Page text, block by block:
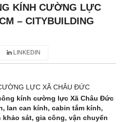
KÍNH CƯỜNG LỰC
– CITYBUILDING
LINKEDIN
LỰC XÃ CHÂU ĐỨC
kính cường lực Xã Châu Đức
lan can kính, cabin tắm kính,
sát, gia công, vận chuyển